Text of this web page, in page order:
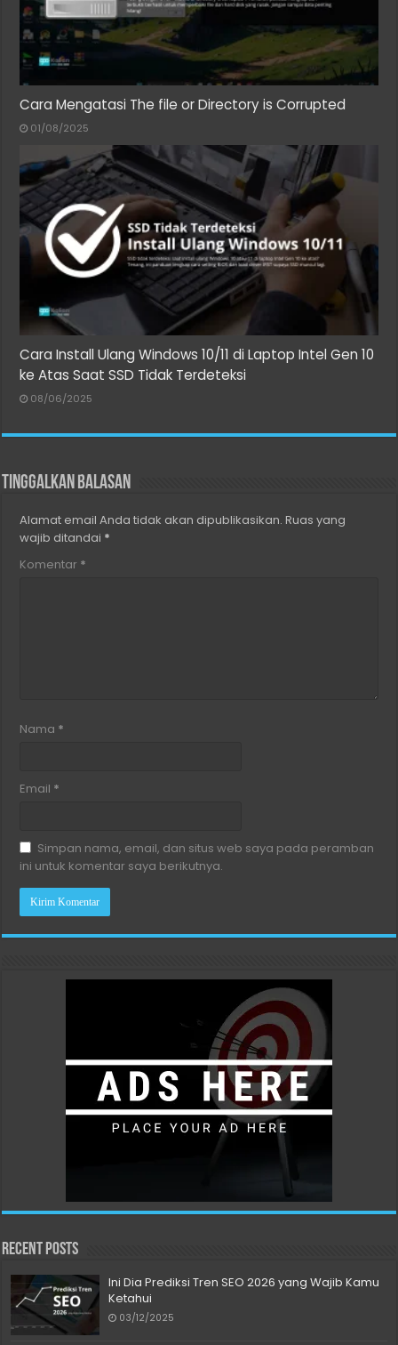
Cara Mengatasi The file or Directory is Corrupted
01/08/2025
Cara Install Ulang Windows 10/11 di Laptop Intel Gen 10
ke Atas Saat SSD Tidak Terdeteksi
08/06/2025
Tinggalkan Balasan
Alamat email Anda tidak akan dipublikasikan. Ruas yang
wajib ditandai *
Komentar *
Nama *
Email *
Simpan nama, email, dan situs web saya pada peramban
ini untuk komentar saya berikutnya.
Recent Posts
Ini Dia Prediksi Tren SEO 2026 yang Wajib Kamu
Ketahui
03/12/2025